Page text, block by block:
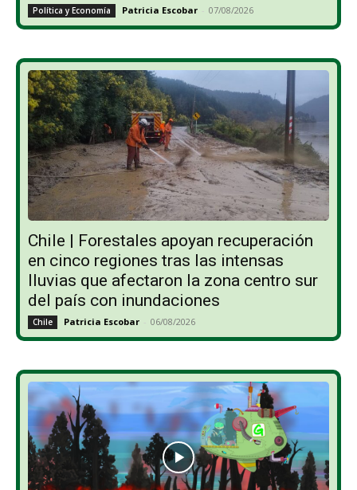
Política y Economía Patricia Escobar - 07/08/2026
Chile | Forestales apoyan recuperación
en cinco regiones tras las intensas
lluvias que afectaron la zona centro sur
del país con inundaciones
Chile Patricia Escobar - 06/08/2026